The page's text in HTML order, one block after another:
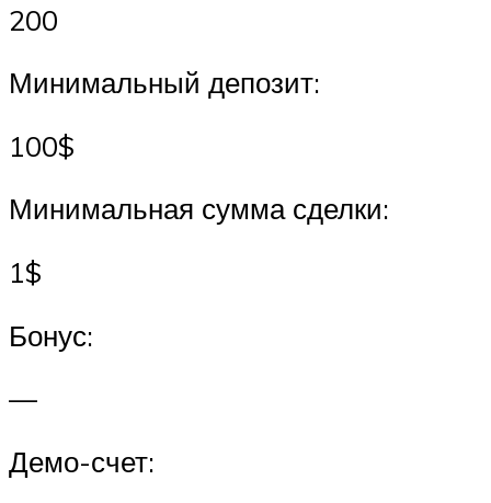
200
Минимальный депозит:
100$
Минимальная сумма сделки:
1$
Бонус:
—
Демо-счет: